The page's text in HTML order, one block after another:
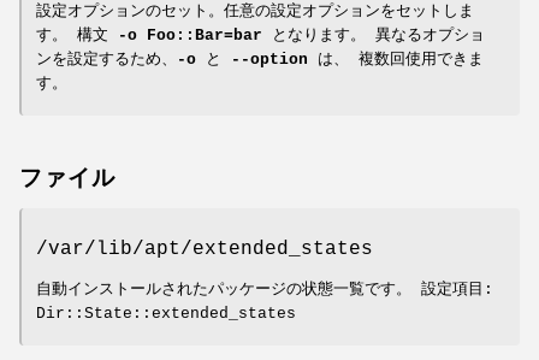
設定オプションのセット。任意の設定オプションをセットしま
す。 構文
-o Foo::Bar=bar となります。 異なるオプショ
ンを設定するため、
-o と --option は、 複数回使用できま
す。
ファイル
/var/lib/apt/extended_states
自動インストールされたパッケージの状態一覧です。 設定項目:
Dir::State::extended_states